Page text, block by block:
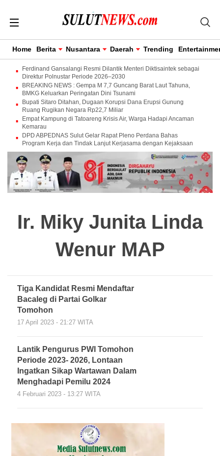
Home Berita Nusantara Daerah Trending
Ferdinand Gansalangi Resmi Dilantik Menteri Diktisaintek sebagai
Direktur Polnustar Periode 2026–2030
BREAKING NEWS : Gempa M 7,7 Guncang Barat Laut Tahuna,
BMKG Keluarkan Peringatan Dini Tsunami
Bupati Sitaro Ditahan, Dugaan Korupsi Dana Erupsi Gunung
Ruang Rugikan Negara Rp22,7 Miliar
Empat Kampung di Tatoareng Krisis Air, Warga Hadapi Ancaman
Kemarau
DPD ABPEDNAS Sulut Gelar Rapat Pleno Perdana Bahas
Program Kerja dan Tindak Lanjut Kerjasama dengan Kejaksaan
Ir. Miky Junita Linda
Wenur MAP
Tiga Kandidat Resmi Mendaftar
Bacaleg di Partai Golkar
Tomohon
17 April 2023 - 21:27 WITA
Lantik Pengurus PWI Tomohon
Periode 2023- 2026, Lontaan
Ingatkan Sikap Wartawan Dalam
Menghadapi Pemilu 2024
4 Februari 2023 - 13:27 WITA